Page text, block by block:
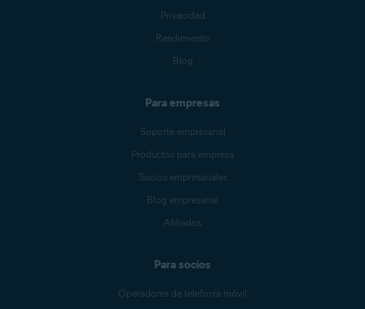
Privacidad
Rendimiento
Blog
Para empresas
Soporte empresarial
Productos para empresa
Socios empresariales
Blog empresarial
Afiliados
Para socios
Operadores de telefonía móvil